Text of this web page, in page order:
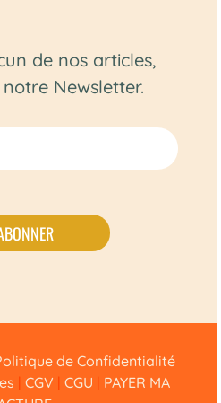
de nos articles,
Newsletter.
de Confidentialité
| CGV | CGU | PAYER MA